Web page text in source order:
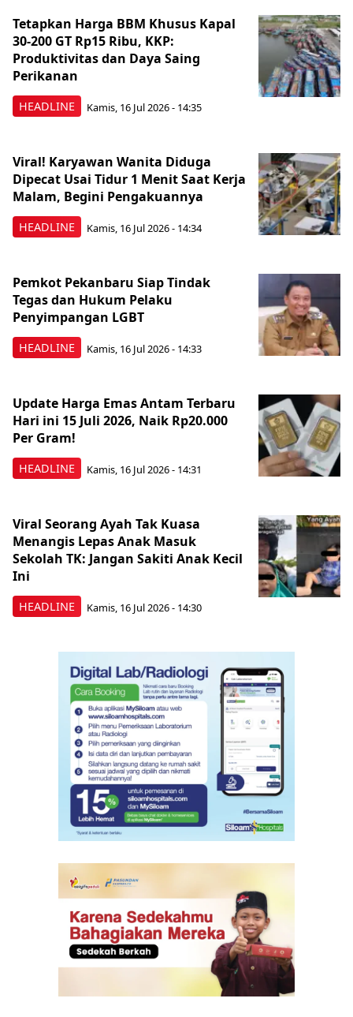
HEADLINE
Tetapkan Harga BBM Khusus Kapal
30-200 GT Rp15 Ribu, KKP:
Produktivitas dan Daya Saing
Perikanan
Kamis, 16 Jul 2026 - 14:35
HEADLINE
Viral! Karyawan Wanita Diduga
Dipecat Usai Tidur 1 Menit Saat Kerja
Malam, Begini Pengakuannya
Kamis, 16 Jul 2026 - 14:34
HEADLINE
Pemkot Pekanbaru Siap Tindak
Tegas dan Hukum Pelaku
Penyimpangan LGBT
Kamis, 16 Jul 2026 - 14:33
HEADLINE
Update Harga Emas Antam Terbaru
Hari ini 15 Juli 2026, Naik Rp20.000
Per Gram!
Kamis, 16 Jul 2026 - 14:31
HEADLINE
Viral Seorang Ayah Tak Kuasa
Menangis Lepas Anak Masuk
Sekolah TK: Jangan Sakiti Anak Kecil
Ini
Kamis, 16 Jul 2026 - 14:30